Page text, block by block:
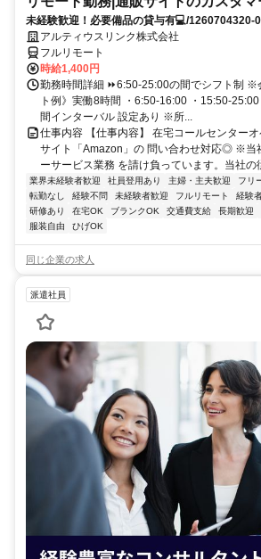
未経験歓迎！必要備品の貸与有💻/1260704320-
アルティウスリンク株式会社
フルリモート
時給1,400円
勤務時間詳細 ⏩6:50-25:00の間でシフト制 ※
ト例》実働8時間 ・6:50-16:00 ・15:50-
間インターバル 設定あり ※所...
仕事内容 【仕事内容】 在宅コールセンター
サイト「Amazon」の 問い合わせ対応◎ ※当
ーサービス業務 を請け負っています。当社の
業界未経験者歓迎 社員登用あり 主婦・主夫歓迎 フリ
転勤なし
経験不問 未経験者歓迎 フルリモート 経験
研修あり
在宅OK ブランクOK 交通費支給 長期歓迎
服装自由
ひげOK
同じ企業の求人
派遣社員